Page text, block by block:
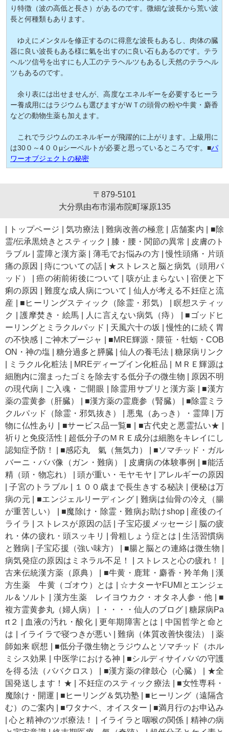
り特徴（波の高低と長さ）があるのです。微細な波長から荒い波
長と何種類もあります。
ゆえにメンタルを修正するのに得意な波長もあるし、肉体の臓
器に良い波長もある様に氣を出すのに良い石もあるのです。テラ
ヘルツ信号を出すにも人工のテラヘルツもあるし天然のテラヘル
ツもあるのです。
余り表には出せませんが、高度なエネルギーを必要するヒーラ
ー養成用にはラジウムも選びますがＷＴの頭骨の粉や牛黄・麝香
などの動物生薬も加えます。
これでラジウムのエネルギーが飛躍的に上がります。上級用に
は30０～4００μシーベルトが必要と思っているところです。■パ
ワーオブジェクトの秘密
〒879-5101
大分県由布市湯布院町塚原135
トップページ 気功療法 難病改善の極意 店舗案内
■除
霊/伝承黒焼きとスティック
膝・腰・関節の異常
皮膚のト
ラブル| 霊障と漢方薬 薄毛でお悩みの方|慢性頭痛・片頭
痛の原因
痔についての話| ★ストレスと脳と病気（頭用パ
ッド）
|癌の術前術後について 咳が止まらない |宿便と下
痢の原因
難度な成人病について
仙人が考える不妊症と流
産
■ヒーリングスティック（除霊・邪気） |瞑想スティッ
ク
|護摩焚き・絵馬 人に言えない病気（痔）
■ゴッドヒ
ーリングとミラクルパッド
天風六十の坂 |慢性的に続く胃
の不快感
ご神木プージャ
■MRE輝源・隈笹・牡蛎・COB
ON・神の塩
糖分過多と膵臓 仙人の養毛法
糖尿病リンク
ミラクル化粧法 MREディープイン化粧品
ＭＲＥ輝源は
細胞内に溜まったゴミを除去する低分子の微生物
原因不明
の現代病
ご入魂・ご開眼 除霊用サプリと漢方薬
■漢方
薬の霊黄参（肝臓）
■漢方薬の霊鹿参（腎臓）
■除霊ミラ
クルパッド（除霊・邪気抜き）
悪鬼（あっき）・霊障|万
物に仏性あり
■サービス品一覧■ ■古代史と悪霊払い★
祈りと免疫活性
超低分子のＭＲＥ成分は細胞をキレイにし
認知症予防！
■感応丸 氣（無気力）
■ソマチッド・ガル
バーニ・ババ像（ガン・難病）
皮膚病の体験事例
■能活
精（頭・物忘れ）
|頭が重い・モヤモヤ
アレルギーの原因
|子宮のトラブル １００歳まで長生きする秘訣
便秘は万
病の元
■エンジェルリーディング
難病は仙骨の冷え（腸
が重苦しい）
■魔除け・除霊・難病お助けshop| 産後のイ
ライラ
ストレスが原因の話|子宝応援メッセージ
脳の疲
れ・体の疲れ・頭スッキリ
|骨粗しょう症とは |生活習慣病
と難病 |子宝応援（強い味方） ■腸と脳との連絡は微生物
病気発症の原因はミネラル不足！
ストレスと心の疲れ！
古来伝統漢方薬（原典）
■牛黄・鹿茸・麝香・羚羊角 |漢
方生薬 牛黄（ゴオウ）とは
☆ナターヤFUMIとエンジェ
ル＆ソルト
漢方生薬 レイヨウカク・オタネ人参・他
■
複方霊黄参丸（婦人病）
・・・・仙人のブログ
糖尿病Pa
rt２
血液の汚れ・酸化 |更年期障害とは
中国哲学と命と
は
イライラで寝つきが悪い |難病（体質改善快復法） |薬
師如来 瞑想
■低分子微生物とラジウムとソマチッド（ホル
ミシス効果
中医学における神
■シルディサイババの守護
を得る法（ババクロス）
■漢方薬の律鼓心（心臓）
★全
国発送します！★
不妊症のスティック療法
■女性専科・
魔除け・開運
■ヒーリング＆気功塾
■ヒーリング（遠隔含
む）のご案内
■ワタナベ、オイスター
■満月行のお申込み
|心と精神のツボ療法！ イライラと咽喉の関係
精神の病